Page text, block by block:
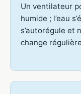
Un ventilateur
humide ; l’eau
s’autorégule et
change